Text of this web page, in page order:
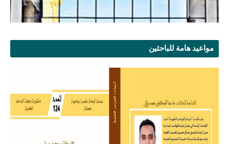
مواعيد هامة للباحثين